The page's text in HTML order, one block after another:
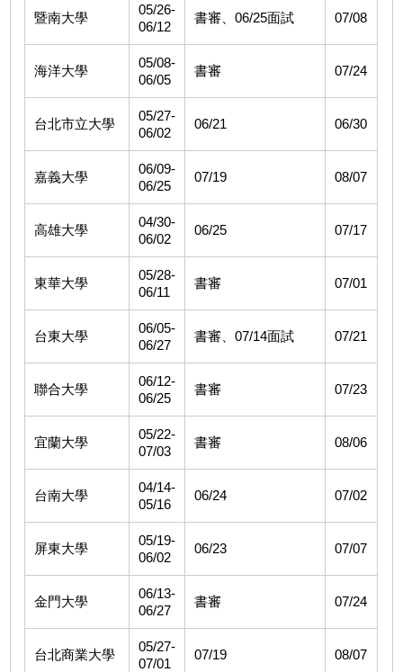
暨南大學
05/26-
06/12
書審、06/25面試 07/08
海洋大學
05/08-
06/05
書審 07/24
台北市立大學
05/27-
06/02
06/21 06/30
嘉義大學
06/09-
06/25
07/19 08/07
高雄大學
04/30-
06/02
06/25 07/17
東華大學
05/28-
06/11
書審 07/01
台東大學
06/05-
06/27
書審、07/14面試 07/21
聯合大學
06/12-
06/25
書審 07/23
宜蘭大學
05/22-
07/03
書審 08/06
台南大學
04/14-
05/16
06/24 07/02
屏東大學
05/19-
06/02
06/23 07/07
金門大學
06/13-
06/27
書審 07/24
台北商業大學
05/27-
07/01
07/19 08/07